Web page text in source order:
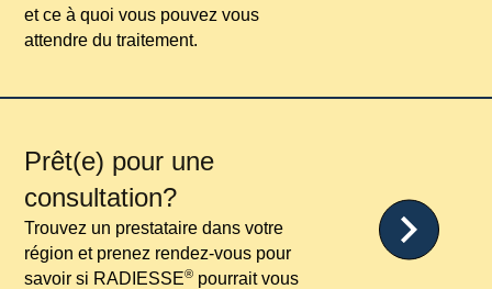
et ce à quoi vous pouvez vous
attendre du traitement.
Prêt(e) pour une
consultation?
Trouvez un prestataire dans votre
région et prenez rendez-vous pour
savoir si RADIESSE® pourrait vous